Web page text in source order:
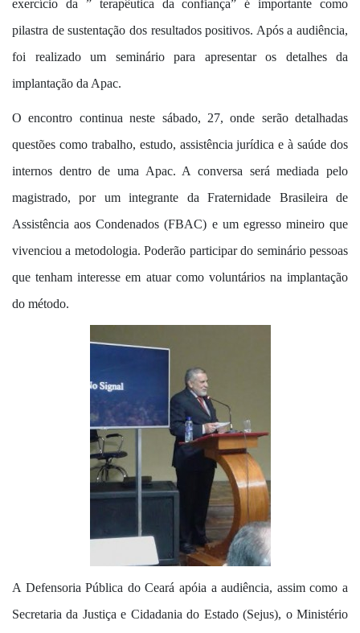
exercício da ” terapêutica da confiança” é importante como
pilastra de sustentação dos resultados positivos. Após a audiência,
foi realizado um seminário para apresentar os detalhes da
implantação da Apac.
O encontro continua neste sábado, 27, onde serão detalhadas
questões como trabalho, estudo, assistência jurídica e à saúde dos
internos dentro de uma Apac. A conversa será mediada pelo
magistrado, por um integrante da Fraternidade Brasileira de
Assistência aos Condenados (FBAC) e um egresso mineiro que
vivenciou a metodologia. Poderão participar do seminário pessoas
que tenham interesse em atuar como voluntários na implantação
do método.
A Defensoria Pública do Ceará apóia a audiência, assim como a
Secretaria da Justiça e Cidadania do Estado (Sejus), o Ministério